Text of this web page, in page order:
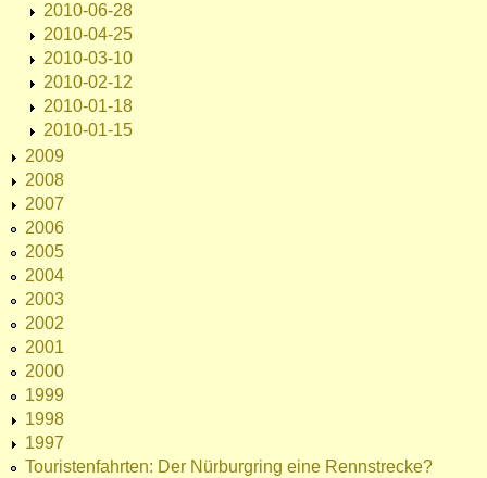
2010-06-28
2010-04-25
2010-03-10
2010-02-12
2010-01-18
2010-01-15
2009
2008
2007
2006
2005
2004
2003
2002
2001
2000
1999
1998
1997
Touristenfahrten: Der Nürburgring eine Rennstrecke?